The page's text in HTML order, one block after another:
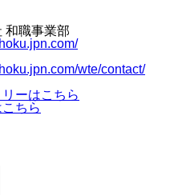
和職事業部
wte/contact/